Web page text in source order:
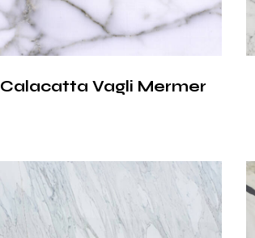
Calacatta Vagli Mermer